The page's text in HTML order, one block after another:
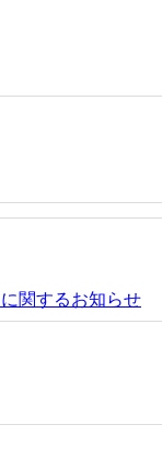
関するお知らせ